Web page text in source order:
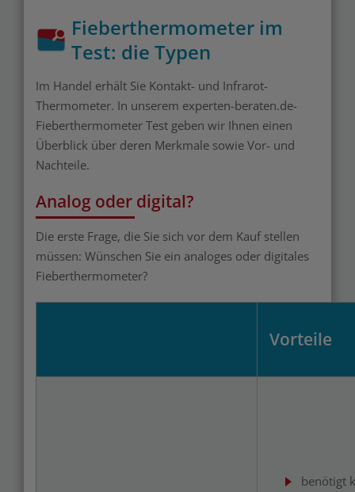
Fieberthermometer im
Test: die Typen
Im Handel erhält Sie Kontakt- und Infrarot-
Thermometer. In unserem experten-beraten.de-
Fieberthermometer Test geben wir Ihnen einen
Überblick über deren Merkmale sowie Vor- und
Nachteile.
Analog oder digital?
Die erste Frage, die Sie sich vor dem Kauf stellen
müssen: Wünschen Sie ein analoges oder digitales
Fieberthermometer?
Vorteile
benötigt